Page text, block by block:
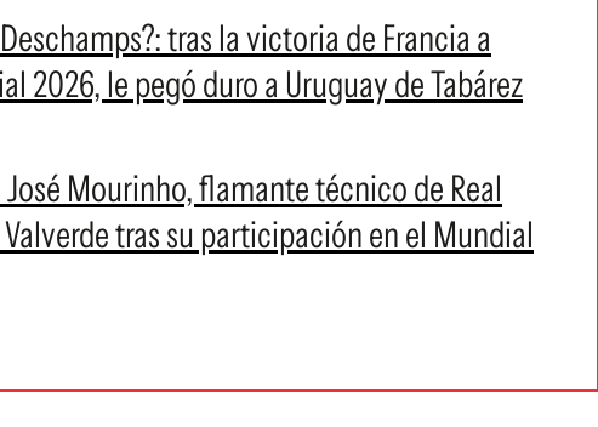
tras la victoria de Francia a
2026, le pegó duro a Uruguay de Tabárez
Mourinho, flamante técnico de Real
tras su participación en el Mundial